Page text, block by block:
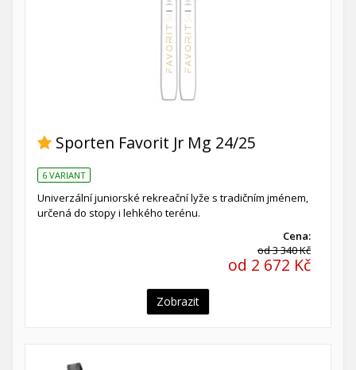
Sporten Favorit Jr Mg 24/25
6 VARIANT
Univerzální juniorské rekreační lyže s tradičním jménem,
určená do stopy i lehkého terénu.
Cena:
od 3 340 Kč
od 2 672 Kč
Zobrazit